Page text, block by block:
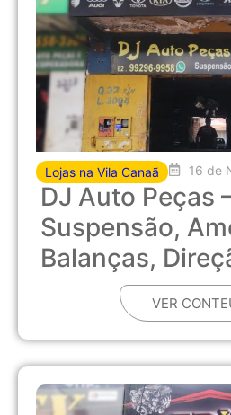
Lojas na Vila Canaã 16 de
DJ Auto Peças
Suspensão,
Balanças,
VER